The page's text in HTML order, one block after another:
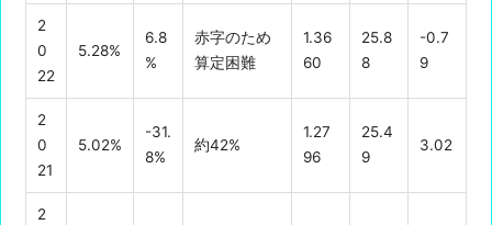
2
0
22
5.28%
6.8
%
赤字のため
算定困難
1.36
60
25.8
8
-0.7
9
2
0
21
5.02%
-31.
8%
約42%
1.27
96
25.4
9
3.02
2